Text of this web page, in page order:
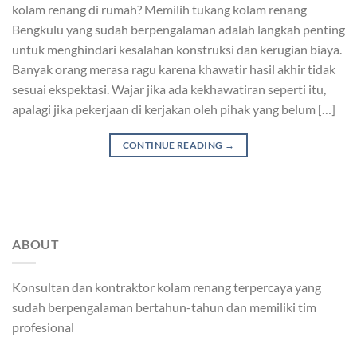
kolam renang di rumah? Memilih tukang kolam renang
Bengkulu yang sudah berpengalaman adalah langkah penting
untuk menghindari kesalahan konstruksi dan kerugian biaya.
Banyak orang merasa ragu karena khawatir hasil akhir tidak
sesuai ekspektasi. Wajar jika ada kekhawatiran seperti itu,
apalagi jika pekerjaan di kerjakan oleh pihak yang belum […]
CONTINUE READING →
ABOUT
Konsultan dan kontraktor kolam renang terpercaya yang
sudah berpengalaman bertahun-tahun dan memiliki tim
profesional